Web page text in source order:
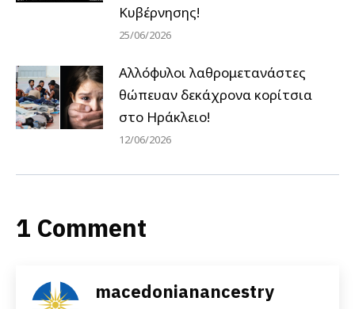
Κυβέρνησης!
25/06/2026
Αλλόφυλοι λαθρομετανάστες
θώπευαν δεκάχρονα κορίτσια
στο Ηράκλειο!
12/06/2026
1 Comment
macedonianancestry